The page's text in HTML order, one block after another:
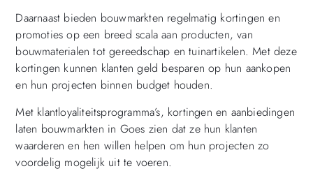
Daarnaast bieden bouwmarkten regelmatig kortingen en
promoties op een breed scala aan producten, van
bouwmaterialen tot gereedschap en tuinartikelen. Met deze
kortingen kunnen klanten geld besparen op hun aankopen
en hun projecten binnen budget houden.
Met klantloyaliteitsprogramma’s, kortingen en aanbiedingen
laten bouwmarkten in Goes zien dat ze hun klanten
waarderen en hen willen helpen om hun projecten zo
voordelig mogelijk uit te voeren.